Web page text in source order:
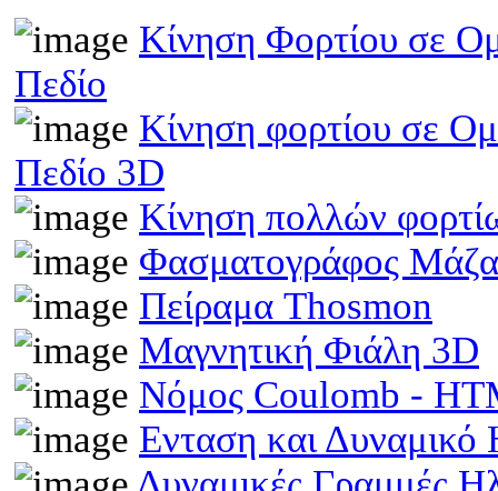
Κίνηση Φορτίου σε
Πεδίο
Κίνηση φορτίου σε
Πεδίο 3D
Κίνηση πολλών
Φασματογράφος
Πείραμα Thosmon
Μαγνητική Φιάλη 3D
Νόμος Coulomb -
Ενταση και